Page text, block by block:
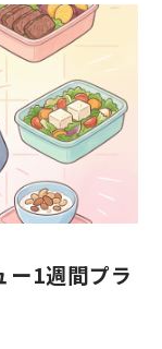
ー1週間プラ